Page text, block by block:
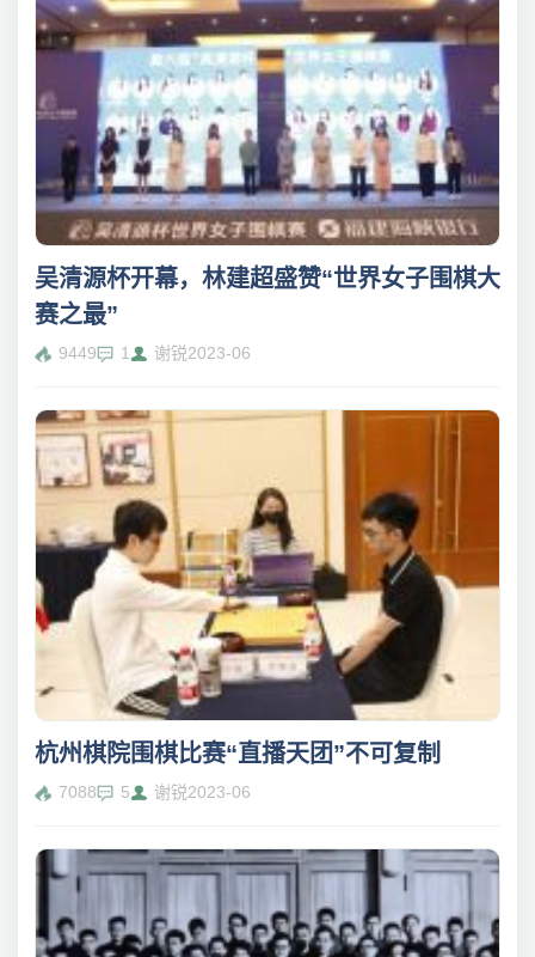
吴清源杯开幕，林建超盛赞“世界女子围棋大
赛之最”
9449 1 谢锐2023-06
杭州棋院围棋比赛“直播天团”不可复制
7088 5 谢锐2023-06